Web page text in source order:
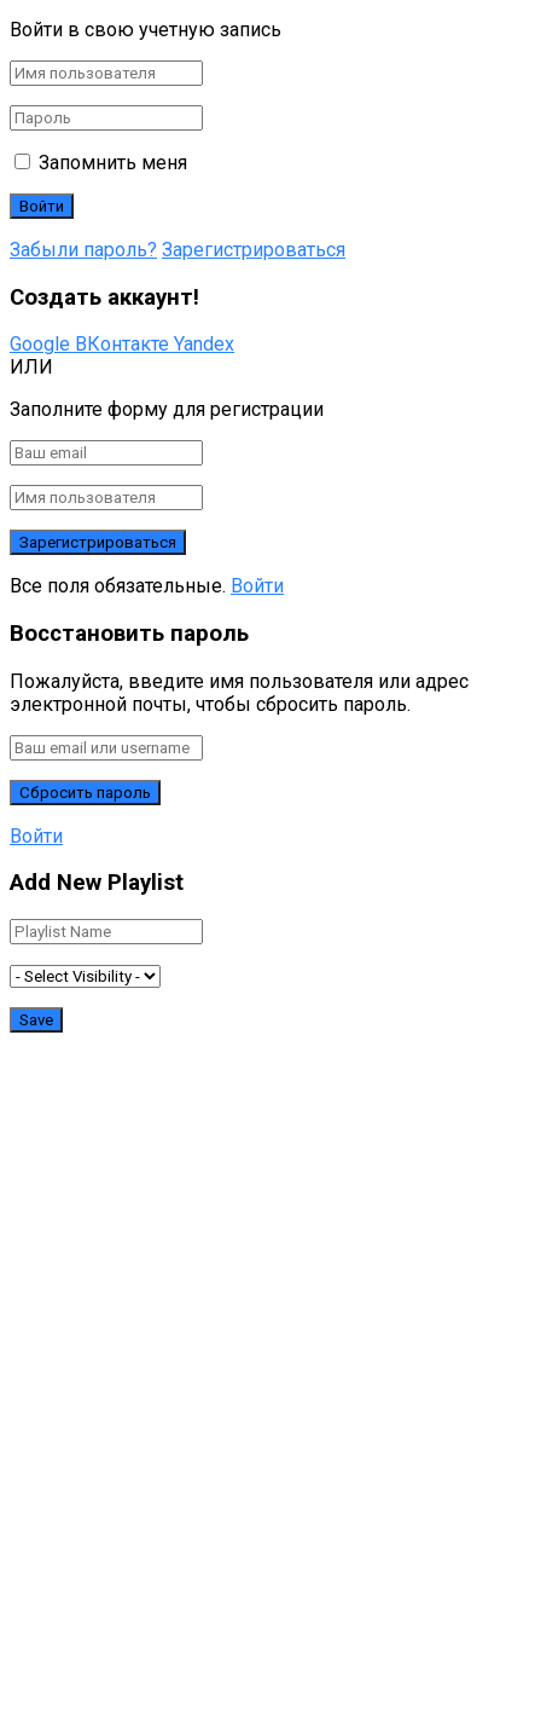
Войти в свою учетную запись
Запомнить меня
Забыли пароль? Зарегистрироваться
Создать аккаунт!
Google ВКонтакте Yandex
ИЛИ
Заполните форму для регистрации
Все поля обязательные. Войти
Восстановить пароль
Пожалуйста, введите имя пользователя или адрес
электронной почты, чтобы сбросить пароль.
Войти
Add New Playlist